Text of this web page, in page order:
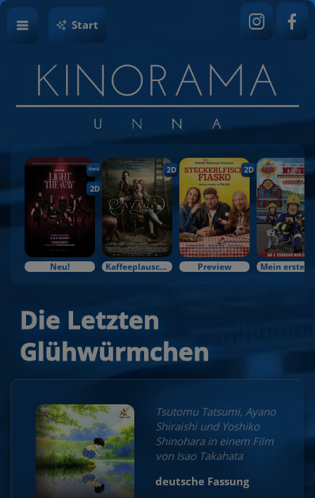
Start
OmU
2D
Neu!
2D
Kaffeeplausch & Kinozauber
2D
Preview
Die Letzten
Glühwürmchen
Tsutomu Tatsumi, Ayano
Shiraishi und Yoshiko
Shinohara in einem Film
von Isao Takahata
deutsche Fassung